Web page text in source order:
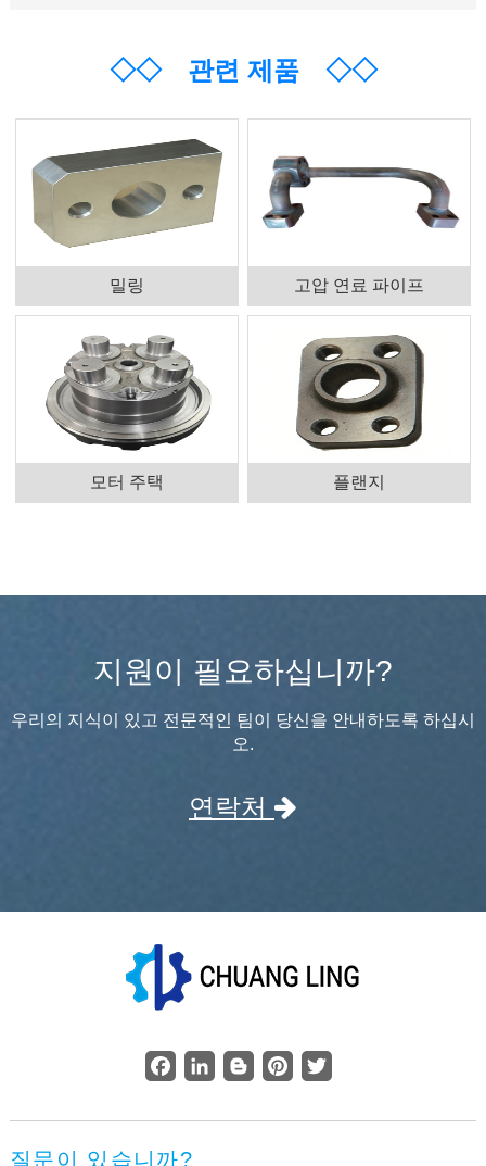
◇◇관련 제품 ◇◇
밀링 고압 연료 파이프
모터 주택 플랜지
지원이 필요하십니까?
우리의 지식이 있고 전문적인 팀이 당신을 안내하도록 하십시
오.
연락처
Facebook
LinkedInBloggerPinterestTwitter
질문이 있습니까?